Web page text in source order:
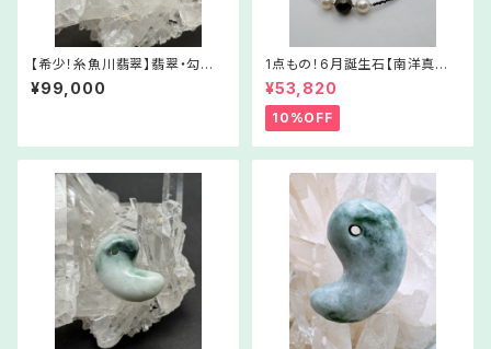
【希少！糸魚川翡翠】翡翠・勾玉
⑥【5月誕生石】RMJa06-523
052
¥99,000
1点もの！6月誕生石【南洋真珠
＆スピネルネックレス③】Nc03
-525062
¥53,820
10%OFF